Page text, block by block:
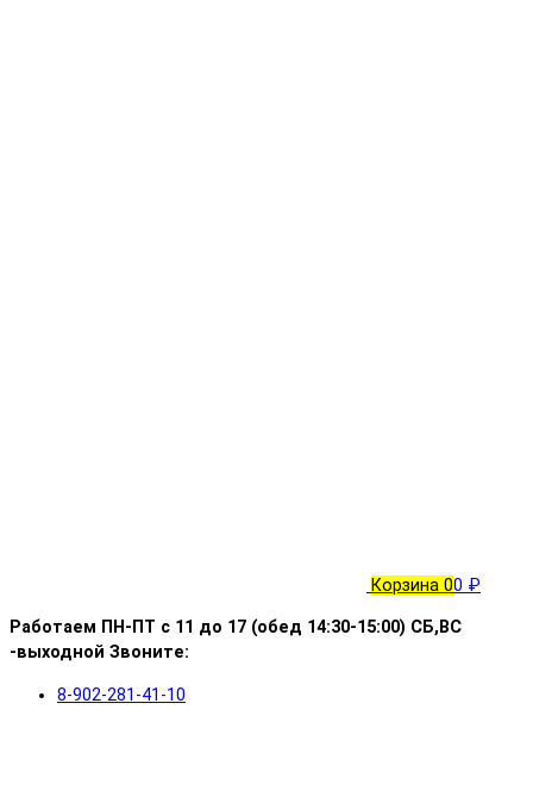
Корзина 00 ₽
Работаем ПН-ПТ с 11 до 17 (обед 14:30-15:00) СБ,ВС
-выходной Звоните:
8-902-281-41-10